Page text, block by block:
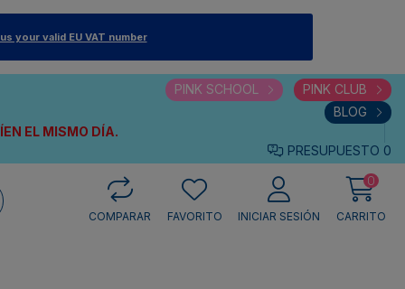
your valid EU VAT number
EL MISMO DÍA.
PINK SCHOOL
PINK CLUB
BLOG
PRESUPUESTO 0
COMPARAR
FAVORITO INICIAR SESIÓN
0
CARRITO